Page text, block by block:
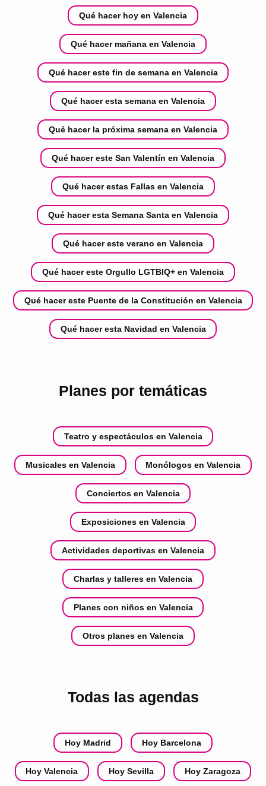
Qué hacer hoy en Valencia
Qué hacer mañana en Valencia
Qué hacer este fin de semana en Valencia
Qué hacer esta semana en Valencia
Qué hacer la próxima semana en Valencia
Qué hacer este San Valentín en Valencia
Qué hacer estas Fallas en Valencia
Qué hacer esta Semana Santa en Valencia
Qué hacer este verano en Valencia
Qué hacer este Orgullo LGTBIQ+ en Valencia
Qué hacer este Puente de la Constitución en Valencia
Qué hacer esta Navidad en Valencia
Planes por temáticas
Teatro y espectáculos en Valencia
Musicales en Valencia Monólogos en Valencia
Conciertos en Valencia
Exposiciones en Valencia
Actividades deportivas en Valencia
Charlas y talleres en Valencia
Planes con niños en Valencia
Otros planes en Valencia
Todas las agendas
Hoy Madrid Hoy Barcelona
Hoy Valencia Hoy Sevilla Hoy Zaragoza